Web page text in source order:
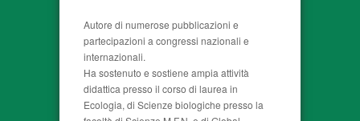
Autore di numerose pubblicazioni e
partecipazioni a congressi nazionali e
internazionali.
Ha sostenuto e sostiene ampia attività
didattica presso il corso di laurea in
Ecologia, di Scienze biologiche presso la